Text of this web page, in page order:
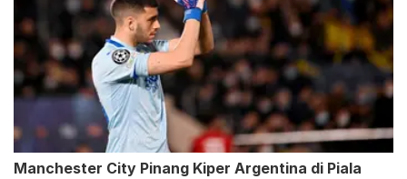
Manchester City Pinang Kiper Argentina di Piala